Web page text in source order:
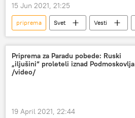
15 Jun 2021, 21:25
priprema Svet Vesti
Džozef Bajden
Bela kuća
Vladimir Putin
Ženeva
Priprema za Paradu pobede: Ruski
„iljušini“ proleteli iznad Podmoskovlja
/video/
19 April 2021, 22:44